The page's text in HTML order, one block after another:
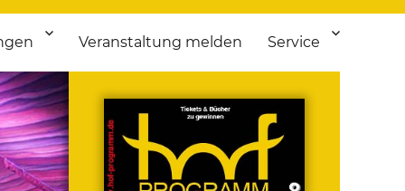
Veranstaltung melden Service